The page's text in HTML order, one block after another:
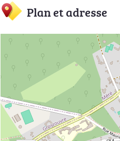
Plan et adresse